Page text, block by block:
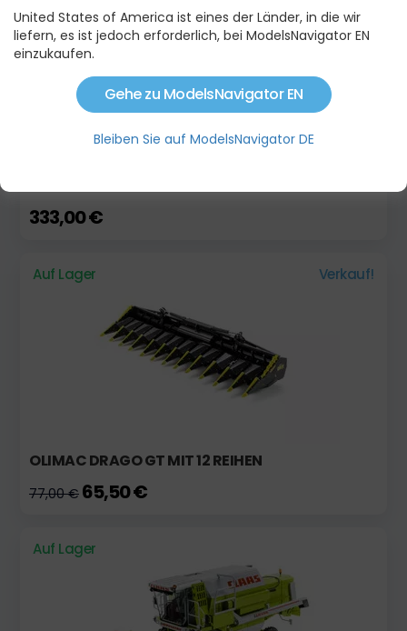
333,00 €
Auf Lager Verkauf!
OLIMAC DRAGO GT MIT 12 REIHEN
77,00 € 65,50 €
Auf Lager
United States of America ist eines der Länder, in die wir
liefern, es ist jedoch erforderlich, bei ModelsNavigator EN
einzukaufen.
Gehe zu ModelsNavigator EN
Bleiben Sie auf ModelsNavigator DE